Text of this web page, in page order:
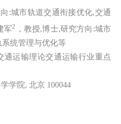
:城市轨道交通衔接优化,交通
军2 ，教授,博士,研究方向:城市
统管理与优化等
运输理论交通运输行业重点
学院, 北京 100044